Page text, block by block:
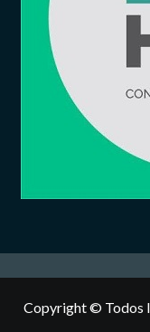
Copyright © Todos